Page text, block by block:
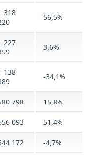
318
56,5%
227
3,6%
138
-34,1%
798 15,8%
093 51,4%
172 -4,7%